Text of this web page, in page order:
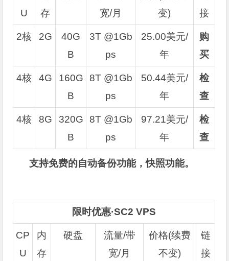
U
存
宽/月
变)
接
2核 2G
40G
B
3T @1Gb
ps
25.00美元/
年
购
买
4核 4G
160G
B
8T @1Gb
ps
50.44美元/
年
检
查
4核 8G
320G
B
8T @1Gb
ps
97.21美元/
年
检
查
支持免费的自动备份功能，快照功能。
限时优惠·SC2 VPS
CP
U
内
存
硬盘
流量/带
宽/月
价格(续费
不变)
链
接